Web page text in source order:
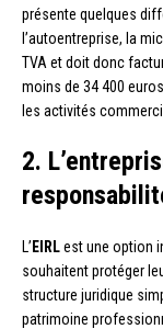
présente quelques
l’autoentreprise, la
TVA et doit donc
moins de 34 400
les activités
2.
L’EIRLest une option
souhaitent protéger
structure juridique
patrimoine